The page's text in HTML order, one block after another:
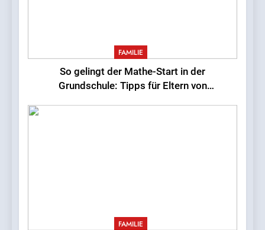
wissen sollten
FAMILIE
FAMILIE
So gelingt der Mathe-Start in der
Grundschule: Tipps für Eltern von
FAMILIE